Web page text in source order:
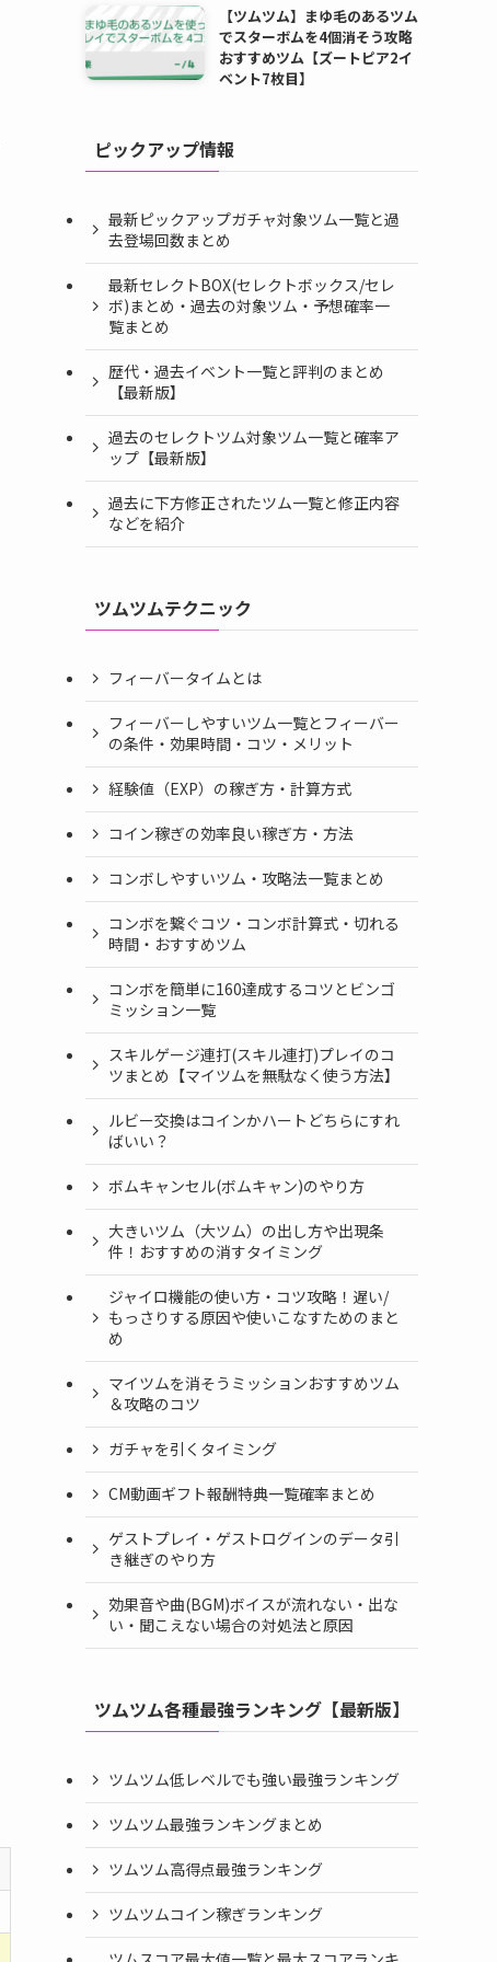
【ツムツム】まゆ毛のあるツム
でスターボムを4個消そう攻略
おすすめツム【ズートピア2イ
ベント7枚目】
ピックアップ情報
最新ピックアップガチャ対象ツム一覧と過
去登場回数まとめ
最新セレクトBOX(セレクトボックス/セレ
ボ)まとめ・過去の対象ツム・予想確率一
覧まとめ
歴代・過去イベント一覧と評判のまとめ
【最新版】
過去のセレクトツム対象ツム一覧と確率ア
ップ【最新版】
過去に下方修正されたツム一覧と修正内容
などを紹介
ツムツムテクニック
フィーバータイムとは
フィーバーしやすいツム一覧とフィーバー
の条件・効果時間・コツ・メリット
経験値（EXP）の稼ぎ方・計算方式
コイン稼ぎの効率良い稼ぎ方・方法
コンボしやすいツム・攻略法一覧まとめ
コンボを繋ぐコツ・コンボ計算式・切れる
時間・おすすめツム
コンボを簡単に160達成するコツとビンゴ
ミッション一覧
スキルゲージ連打(スキル連打)プレイのコ
ツまとめ【マイツムを無駄なく使う方法】
ルビー交換はコインかハートどちらにすれ
ばいい？
ボムキャンセル(ボムキャン)のやり方
大きいツム（大ツム）の出し方や出現条
件！おすすめの消すタイミング
ジャイロ機能の使い方・コツ攻略！遅い/
もっさりする原因や使いこなすためのまと
め
マイツムを消そうミッションおすすめツム
＆攻略のコツ
ガチャを引くタイミング
CM動画ギフト報酬特典一覧確率まとめ
ゲストプレイ・ゲストログインのデータ引
き継ぎのやり方
効果音や曲(BGM)ボイスが流れない・出な
い・聞こえない場合の対処法と原因
ツムツム各種最強ランキング【最新版】
ツムツム低レベルでも強い最強ランキング
ツムツム最強ランキングまとめ
ツムツム高得点最強ランキング
ツムツムコイン稼ぎランキング